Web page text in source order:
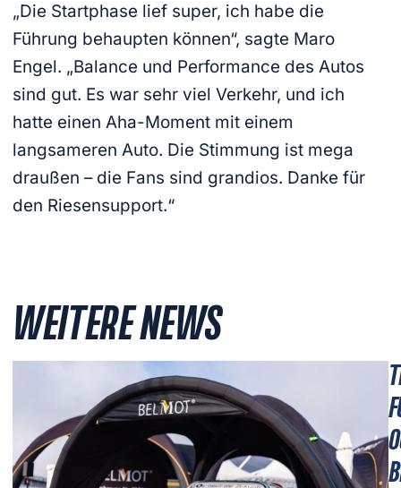
„Die Startphase lief super, ich habe die
Führung behaupten können“, sagte Maro
Engel. „Balance und Performance des Autos
sind gut. Es war sehr viel Verkehr, und ich
hatte einen Aha-Moment mit einem
langsameren Auto. Die Stimmung ist mega
draußen – die Fans sind grandios. Danke für
den Riesensupport.“
WEITERE NEWS